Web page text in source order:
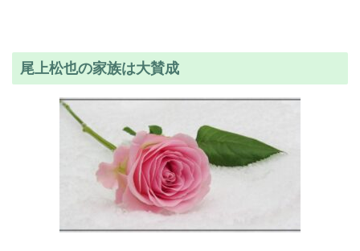
尾上松也の家族は大賛成